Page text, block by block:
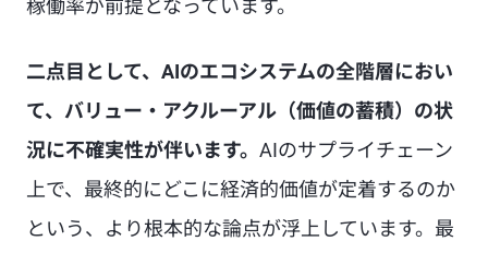
稼働率が前提となっています。
二点目として、AIのエコシステムの全階層におい
て、バリュー・アクルーアル（価値の蓄積）の状
況に不確実性が伴います。 AIのサプライチェーン
上で、最終的にどこに経済的価値が定着するのか
という、より根本的な論点が浮上しています。最